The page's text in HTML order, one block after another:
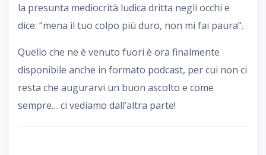
la presunta mediocrità ludica dritta negli occhi e
dice: “mena il tuo colpo più duro, non mi fai paura”.
Quello che ne è venuto fuori è ora finalmente
disponibile anche in formato podcast, per cui non ci
resta che augurarvi un buon ascolto e come
sempre… ci vediamo dall’altra parte!